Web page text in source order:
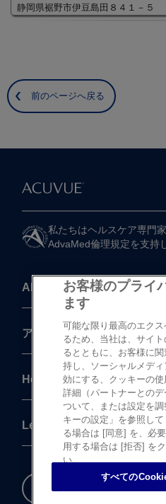
静岡県裾野市伊豆島田８４１－５
前のページへ戻る
私たちは​ヘルスケア専門
AdvaMed倫理規定を​支持
About
アキュビュー®製品
Help
Legal
重要な​安全情報
お客様のプライ
ます
可能な限り最高のエク
るため、当社は、サイ
るとともに、お客様に
持し、ソーシャルメデ
効にする、クッキーの使
詳細（パートナーとの
ついて、または設定を
キーの設定」を参照し
る場合は [同意] を、必
用する場合は [拒否] を
い。
すべての